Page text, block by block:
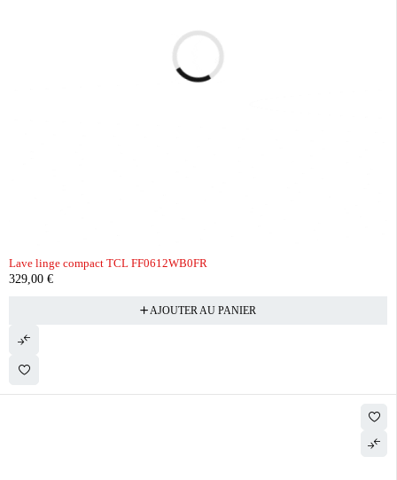
Lave linge compact TCL FF0612WB0FR
329,00 €
AJOUTER AU PANIER